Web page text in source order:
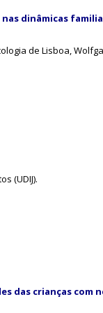
dinâmicas
de Lisboa,
(UDIJ).
das crianças com